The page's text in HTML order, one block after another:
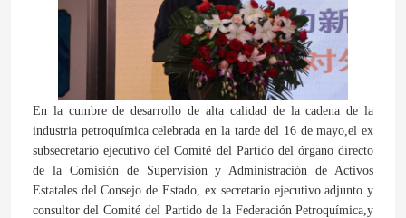
En la cumbre de desarrollo de alta calidad de la cadena de la
industria petroquímica celebrada en la tarde del 16 de mayo,el ex
subsecretario ejecutivo del Comité del Partido del órgano directo
de la Comisión de Supervisión y Administración de Activos
Estatales del Consejo de Estado, ex secretario ejecutivo adjunto y
consultor del Comité del Partido de la Federación Petroquímica,y